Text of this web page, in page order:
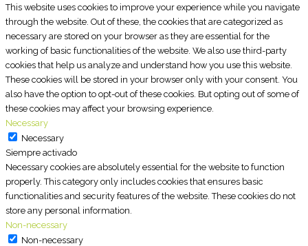
This website uses cookies to improve your experience while you navigate
through the website. Out of these, the cookies that are categorized as
necessary are stored on your browser as they are essential for the
working of basic functionalities of the website. We also use third-party
cookies that help us analyze and understand how you use this website.
These cookies will be stored in your browser only with your consent. You
also have the option to opt-out of these cookies. But opting out of some of
these cookies may affect your browsing experience.
Necessary
Necessary
Siempre activado
Necessary cookies are absolutely essential for the website to function
properly. This category only includes cookies that ensures basic
functionalities and security features of the website. These cookies do not
store any personal information.
Non-necessary
Non-necessary